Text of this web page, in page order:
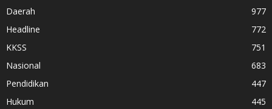
Daerah
977
Headline
772
KKSS
751
Nasional
683
Pendidikan
447
Hukum
445